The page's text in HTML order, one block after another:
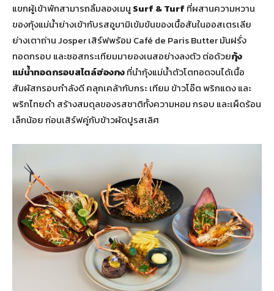
แขกผู้เข้าพักสามารถลิ้มลองเมนู Surf & Turf ที่ผสานความหวาน
ของกุ้งแม่น้ำย่างเข้ากับรสอูมามิเข้มข้นของเนื้อสันในออสเตรเลีย
ย่างเตาถ่าน Josper เสิร์ฟพร้อม Café de Paris Butter มันฝรั่ง
ทอดกรอบ และซอสกระเทียมมายองเนสอย่างลงตัว ต่อด้วยกุ้ง
แม่น้ำทอดกรอบสไตล์ฮ่องกงที่นำกุ้งแม่น้ำตัวโตทอดจนได้เนื้อ
สัมผัสกรอบกำลังดี คลุกเคล้ากับกระ เทียม ข้าวโอ๊ต พริกแดง และ
พริกไทยดำ สร้างสมดุลของรสชาติทั้งความหอม กรอบ และเผ็ดร้อน
เล็กน้อย ก่อนเสิร์ฟคู่กับข้าวผัดปูรสเลิศ